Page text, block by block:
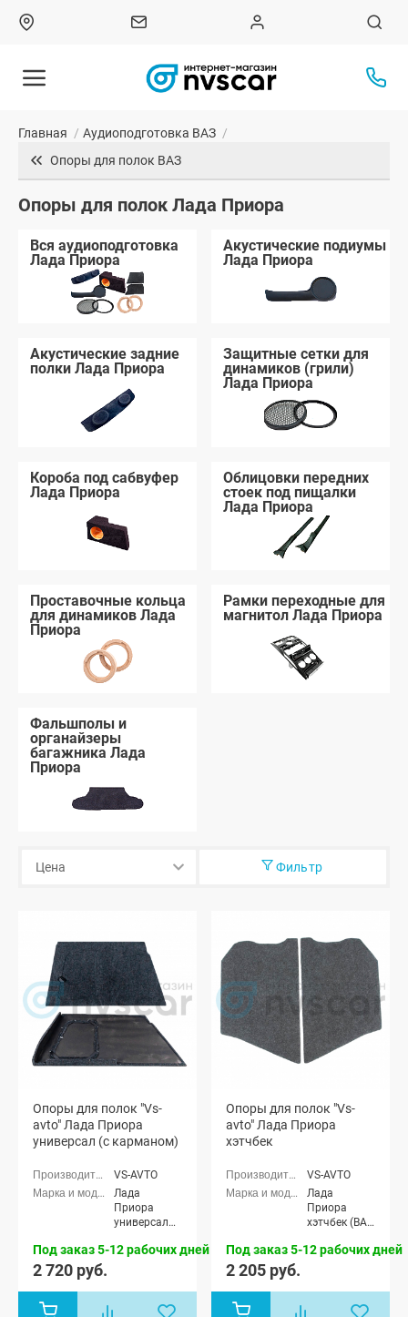
Главная / Аудиоподготовка ВАЗ /
Опоры для полок ВАЗ
Опоры для полок Лада Приора
Вся аудиоподготовка
Лада Приора
Акустические подиумы
Лада Приора
Акустические задние
полки Лада Приора
Защитные сетки для
динамиков (грили)
Лада Приора
Короба под сабвуфер
Лада Приора
Облицовки передних
стоек под пищалки
Лада Приора
Проставочные кольца
для динамиков Лада
Приора
Рамки переходные для
магнитол Лада Приора
Фальшполы и
органайзеры
багажника Лада
Приора
Фильтр
Опоры для полок "Vs-
avto" Лада Приора
универсал (с карманом)
VS-AVTO
Лада
Приора
универсал
Под заказ 5-12 рабочих дней
2 720 руб.
Опоры для полок "Vs-
avto" Лада Приора
хэтчбек
VS-AVTO
Лада
Приора
хэтчбек (ВАЗ
Приора купэ
Приора-2
хэтчбек (ВАЗ
Под заказ 5-12 рабочих дней
2 205 руб.